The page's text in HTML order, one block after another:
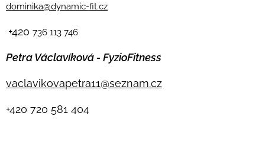
dominika@dynamic-fit.cz
+420 736 113 746
Petra Václavíková - FyzioFitness
vaclavikovapetra11@seznam.cz
+420 720 581 404